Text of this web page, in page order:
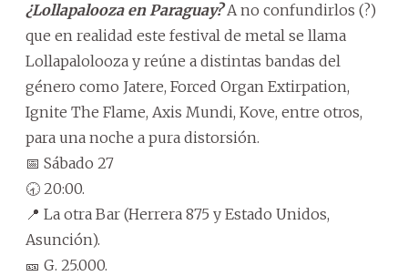
¿Lollapalooza en Paraguay?A no confundirlos (?)
que en realidad este festival de metal se llama
Lollapalolooza y reúne a distintas bandas del
género como Jatere, Forced Organ Extirpation,
Ignite The Flame, Axis Mundi, Kove, entre otros,
para una noche a pura distorsión.
📅 Sábado 27
🕣 20:00.
📍 La otra Bar (Herrera 875 y Estado Unidos,
Asunción).
🎫 G. 25.000.